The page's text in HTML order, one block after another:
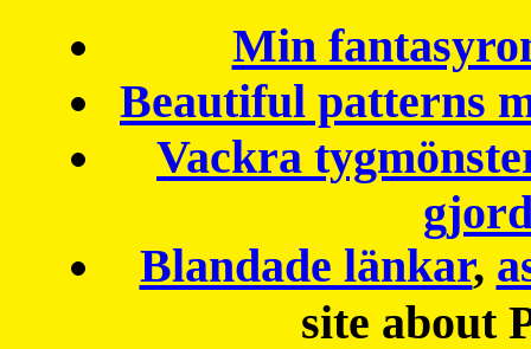
Min
Beautiful patterns
Vackra
Blandade länkar,
site about